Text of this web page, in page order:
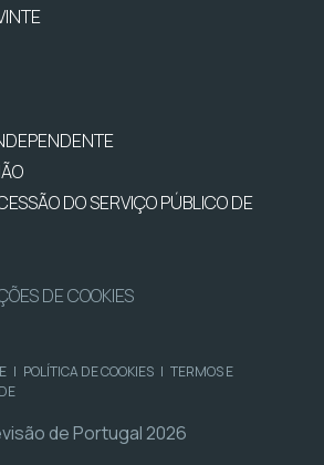
DO SERVIÇO PÚBLICO DE
DE COOKIES
| POLÍTICA DE COOKIES | TERMOS E
de Portugal 2026